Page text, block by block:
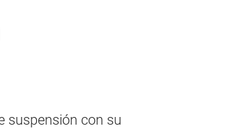
suspensión con su